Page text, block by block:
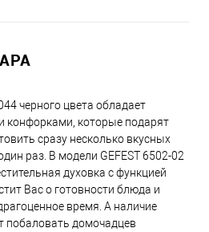
черного цвета обладает
которые подарят
сразу несколько вкусных
раз. В модели GEFEST 6502-02
духовка с функцией
Вас о готовности блюда и
время. А наличие
побаловать домочадцев